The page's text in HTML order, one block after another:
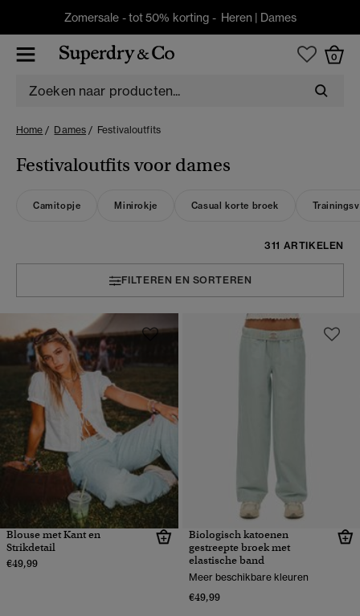
Zomersale - tot 50% korting - Heren | Dames
0
Home Dames Festivaloutfits
Festivaloutfits voor dames
Camitopje Minirokje Casual korte broek
311 ARTIKELEN
FILTEREN EN SORTEREN
Blouse met Kant en
Strikdetail
€49,99
Biologisch katoenen
gestreepte broek met
elastische band
Meer beschikbare kleuren
€49,99